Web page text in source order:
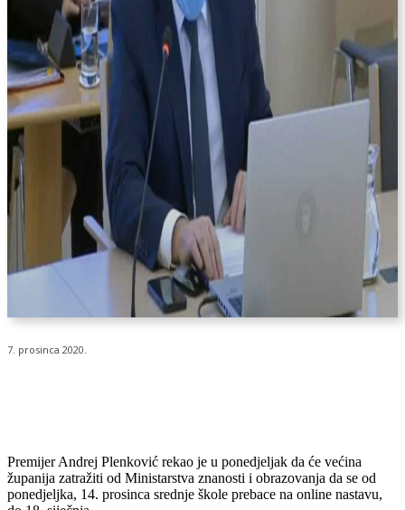
7. prosinca 2020.
Premijer Andrej Plenković rekao je u ponedjeljak da će većina
županija zatražiti od Ministarstva znanosti i obrazovanja da se od
ponedjeljka, 14. prosinca srednje škole prebace na online nastavu,